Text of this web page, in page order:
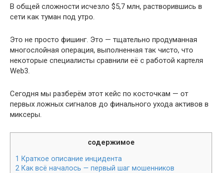
В общей сложности исчезло $5,7 млн, растворившись в
сети как туман под утро.
Это не просто фишинг. Это — тщательно продуманная
многослойная операция, выполненная так чисто, что
некоторые специалисты сравнили её с работой картеля
Web3.
Сегодня мы разберём этот кейс по косточкам — от
первых ложных сигналов до финального ухода активов в
миксеры.
содержимое
1 Краткое описание инцидента
2 Как всё началось — первый шаг мошенников